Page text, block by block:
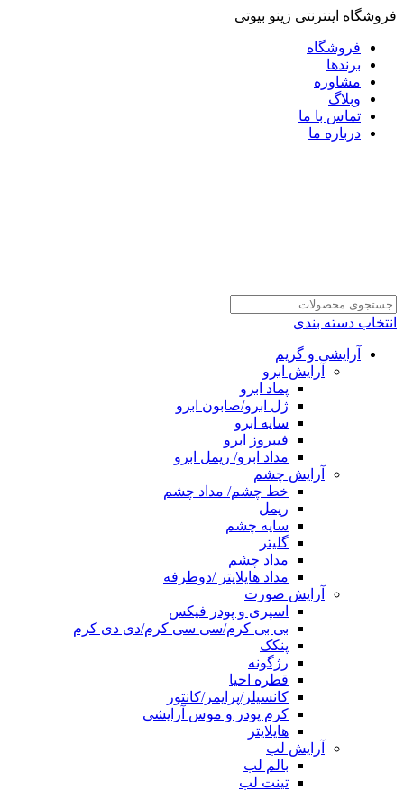
فروشگاه اینترنتی زینو بیوتی
فروشگاه
برندها
مشاوره
وبلاگ
تماس با ما
درباره ما
انتخاب دسته بندی
آرایشی و گریم
آرایش ابرو
پماد ابرو
ژل ابرو/صابون ابرو
سایه ابرو
فیبروز ابرو
مداد ابرو/ ریمل ابرو
آرایش چشم
خط چشم/ مداد چشم
ریمل
سایه چشم
گلیتر
مداد چشم
مداد هایلایتر /دوطرفه
آرایش صورت
اسپری و پودر فیکس
بی بی کرم/سی سی کرم/دی دی کرم
پنکک
رژگونه
قطره احیا
کانسیلر/پرایمر/کانتور
کرم پودر و موس آرایشی
هایلایتر
آرایش لب
بالم لب
تینت لب